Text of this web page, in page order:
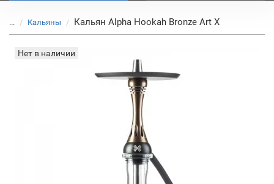
... Кальяны Кальян Alpha Hookah Bronze Art X
Нет в наличии